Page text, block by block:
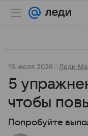
15 июля 2026 Леди
5
чтобы
Попробуйте